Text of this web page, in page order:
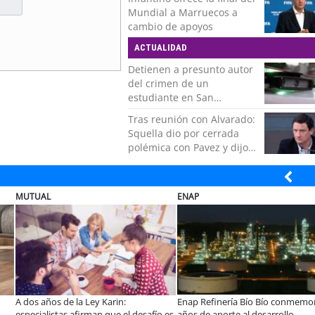
por todo el cariño, el apoyo
del más grande de Chile"
Mundial a Marruecos a
cambio de apoyos
ACTUALIDAD
Detienen a presunto autor
del crimen de un
estudiante en San
Bernardo
Tras reunión con Alvarado:
Squella dio por cerrada
polémica con Pavez y dijo
Refinería Bío Bío conmemora 60
ELECTROLUX
¿Qué buscan hoy las familias en la